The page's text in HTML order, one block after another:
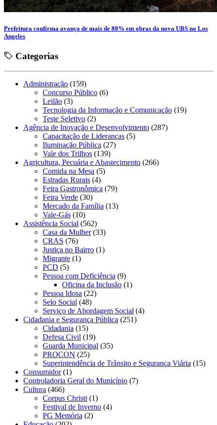
Prefeitura confirma avanço de mais de 80% em obras da nova UBS no Los
Angeles
Categorias
Administração (159)
Concurso Público (6)
Leilão (3)
Tecnologia da Informação e Comunicação (19)
Teste Seletivo (2)
Agência de Inovação e Desenvolvimento (287)
Capacitação de Lideranças (5)
Iluminação Pública (27)
Vale dos Trilhos (139)
Agricultura, Pecuária e Abastecimento (266)
Comida na Mesa (5)
Estradas Rurais (4)
Feira Gastronômica (79)
Feira Verde (30)
Mercado da Família (13)
Vale-Gás (10)
Assistência Social (562)
Casa da Mulher(33)
CRAS (76)
Justiça no Bairro (1)
Migrante (1)
PCD (5)
Pessoa com Deficiência (9)
Oficina da Inclusão (1)
Pessoa Idosa (22)
Selo Social (48)
Serviço de Abordagem Social (4)
Cidadania e Segurança Pública (251)
Cidadania (15)
Defesa Civil (19)
Guarda Municipal (35)
PROCON (25)
Superintendência de Trânsito e Segurança Viária (15)
Consumidor(1)
Controladoria Geral do Município (7)
Cultura (466)
Corpus Christi (1)
Festival de Inverno (4)
PG Memória (2)